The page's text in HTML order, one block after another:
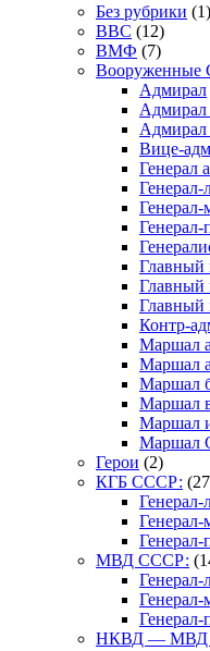
Без рубрики (1)
ВВС (12)
ВМФ (7)
Вооруженные
Адмирал
Адмирал
Адмирал
Вице-
Генерал
Генерал-
Генерал-
Генерал-
Главный
Главный
Главный
Контр-
Маршал
Маршал
Маршал
Маршал
Маршал
Маршал
Герои (2)
КГБ СССР:
Генерал-
Генерал-
Генерал-
МВД СССР:
Генерал-
Генерал-
Генерал-
НКВД — МВД